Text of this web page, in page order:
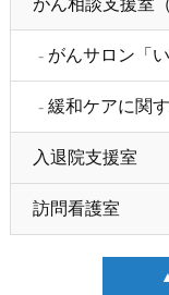
がん相談支援室
がんサロン「い
緩和ケアに関
入退院支援室
訪問看護室